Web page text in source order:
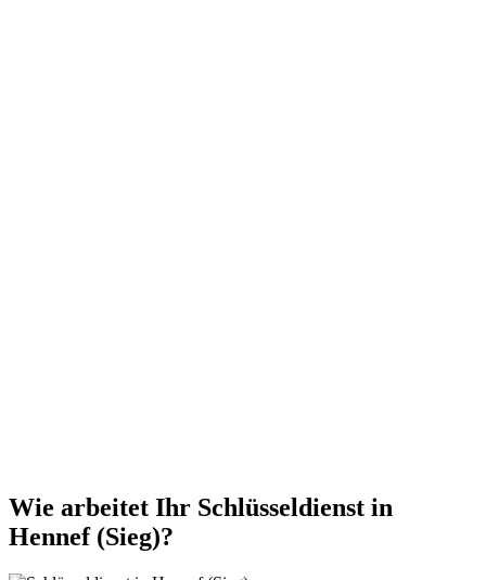
Wie arbeitet Ihr Schlüsseldienst in
Hennef (Sieg)?